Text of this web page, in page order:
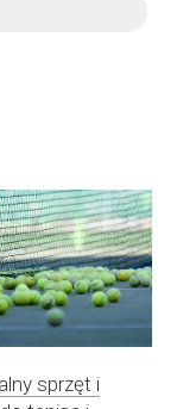
sprzęt i